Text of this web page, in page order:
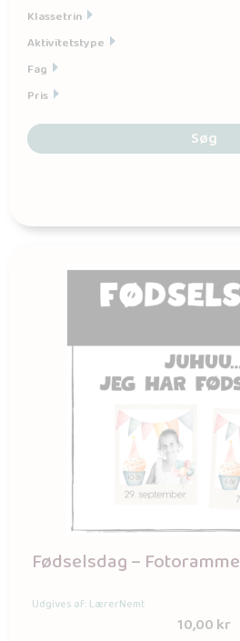
Klassetrin
Aktivitetstype
Fag
Pris
Søg
Fødselsdag – Fotoramme
Udgives af: LærerNemt
10,00kr